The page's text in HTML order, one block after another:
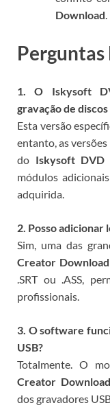
Download
Perguntas
1. O Iskysoft
gravação de
Esta versão
entanto, as
do Iskysoft DVD
módulos
adquirida.
2. Posso adicionar
Sim, uma das
Creator Download
.SRT ou .ASS,
profissionais.
3. O software
USB?
Totalmente. O
Creator Download
dos gravadores